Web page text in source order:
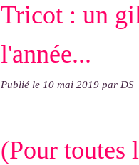
exemple : "Bonnet cloche
Tricot : un
l'année...
Publié le 10 mai 2019 par DS
(Pour toutes